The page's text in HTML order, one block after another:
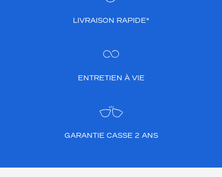
LIVRAISON RAPIDE*
ENTRETIEN À VIE
GARANTIE CASSE 2 ANS